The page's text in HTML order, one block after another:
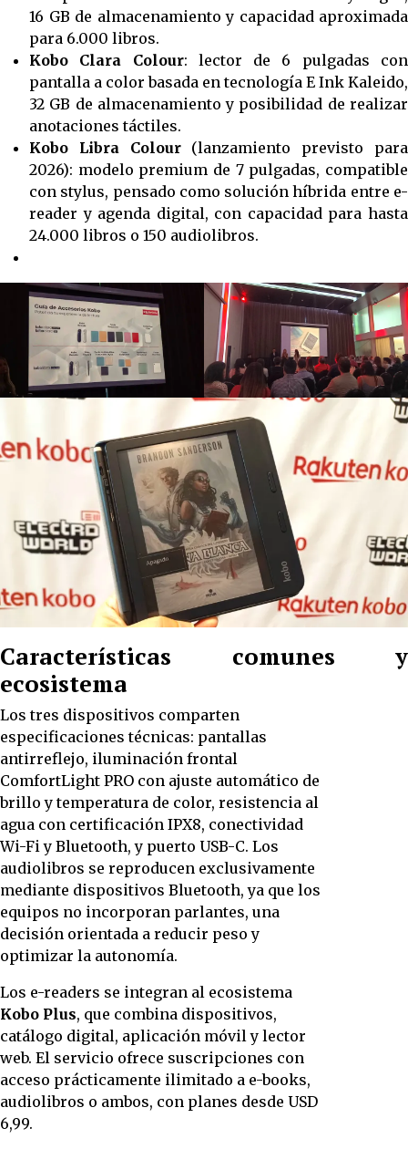
16 GB de almacenamiento y capacidad aproximada
para 6.000 libros.
Kobo Clara Colour: lector de 6 pulgadas con
pantalla a color basada en tecnología E Ink Kaleido,
32 GB de almacenamiento y posibilidad de realizar
anotaciones táctiles.
Kobo Libra Colour(lanzamiento previsto para
2026): modelo premium de 7 pulgadas, compatible
con stylus, pensado como solución híbrida entre e-
reader y agenda digital, con capacidad para hasta
24.000 libros o 150 audiolibros.
Características comunes y
ecosistema
Los tres dispositivos comparten
especificaciones técnicas: pantallas
antirreflejo, iluminación frontal
ComfortLight PRO con ajuste automático de
brillo y temperatura de color, resistencia al
agua con certificación IPX8, conectividad
Wi-Fi y Bluetooth, y puerto USB-C. Los
audiolibros se reproducen exclusivamente
mediante dispositivos Bluetooth, ya que los
equipos no incorporan parlantes, una
decisión orientada a reducir peso y
optimizar la autonomía.
Los e-readers se integran al ecosistema
Kobo Plus, que combina dispositivos,
catálogo digital, aplicación móvil y lector
web. El servicio ofrece suscripciones con
acceso prácticamente ilimitado a e-books,
audiolibros o ambos, con planes desde USD
6,99.